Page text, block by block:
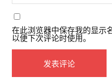
在此浏览器中保存我的显示
以便下次评论时使用。